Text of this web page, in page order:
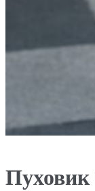
Пуховик